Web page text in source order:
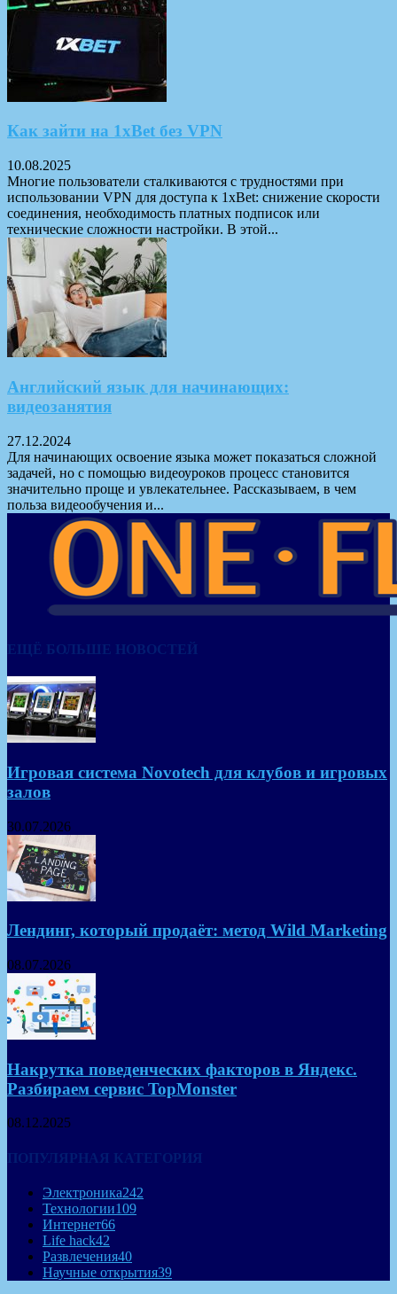
Как зайти на 1xBet без VPN
10.08.2025
Многие пользователи сталкиваются с трудностями при
использовании VPN для доступа к 1xBet: снижение скорости
соединения, необходимость платных подписок или
технические сложности настройки. В этой...
Английский язык для начинающих:
видеозанятия
27.12.2024
Для начинающих освоение языка может показаться сложной
задачей, но с помощью видеоуроков процесс становится
значительно проще и увлекательнее. Рассказываем, в чем
польза видеообучения и...
ЕЩЁ БОЛЬШЕ НОВОСТЕЙ
Игровая система Novotech для клубов и игровых
залов
30.07.2026
Лендинг, который продаёт: метод Wild Marketing
08.07.2026
Накрутка поведенческих факторов в Яндекс.
Разбираем сервис TopMonster
08.12.2025
ПОПУЛЯРНАЯ КАТЕГОРИЯ
Электроника242
Технологии109
Интернет66
Life hack42
Развлечения40
Научные открытия39